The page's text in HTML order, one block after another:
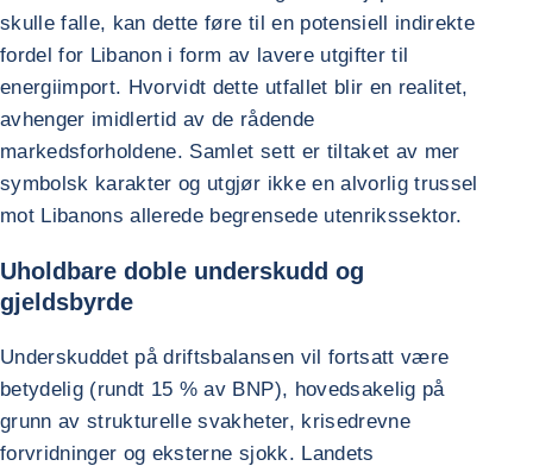
skulle falle, kan dette føre til en potensiell indirekte
fordel for Libanon i form av lavere utgifter til
energiimport. Hvorvidt dette utfallet blir en realitet,
avhenger imidlertid av de rådende
markedsforholdene. Samlet sett er tiltaket av mer
symbolsk karakter og utgjør ikke en alvorlig trussel
mot Libanons allerede begrensede utenrikssektor.
Uholdbare doble underskudd og
gjeldsbyrde
Underskuddet på driftsbalansen vil fortsatt være
betydelig (rundt 15 % av BNP), hovedsakelig på
grunn av strukturelle svakheter, krisedrevne
forvridninger og eksterne sjokk. Landets